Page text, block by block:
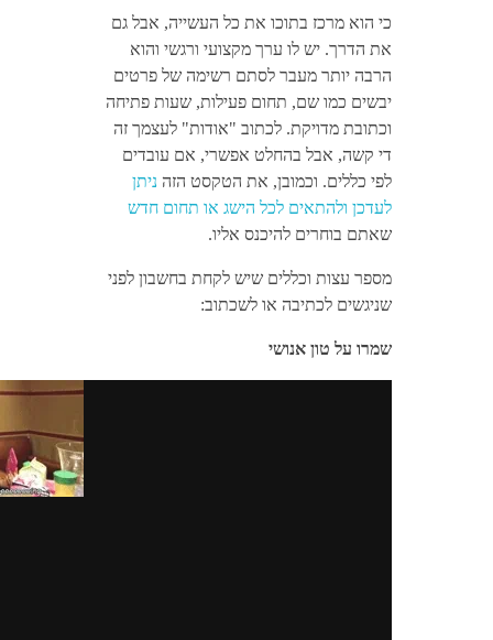
כי הוא מרכז בתוכו את כל העשייה, אבל גם
את הדרך. יש לו ערך מקצועי ורגשי והוא
הרבה יותר מעבר לסתם רשימה של פרטים
יבשים כמו שם, תחום פעילות, שעות פתיחה
וכתובת מדויקת. לכתוב "אודות" לעצמך זה
די קשה, אבל בהחלט אפשרי, אם עובדים
לפי כללים. וכמובן, את הטקסט הזה ניתן
לעדכן ולהתאים לכל הישג או תחום חדש
שאתם בוחרים להיכנס אליו.
מספר עצות וכללים שיש לקחת בחשבון לפני
שניגשים לכתיבה או לשכתוב:
שמרו על טון אנושי